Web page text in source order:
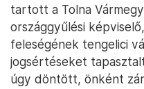
tartott a Tolna
országgyűlési
feleségének tengelici
jogsértéseket
úgy döntött, önként